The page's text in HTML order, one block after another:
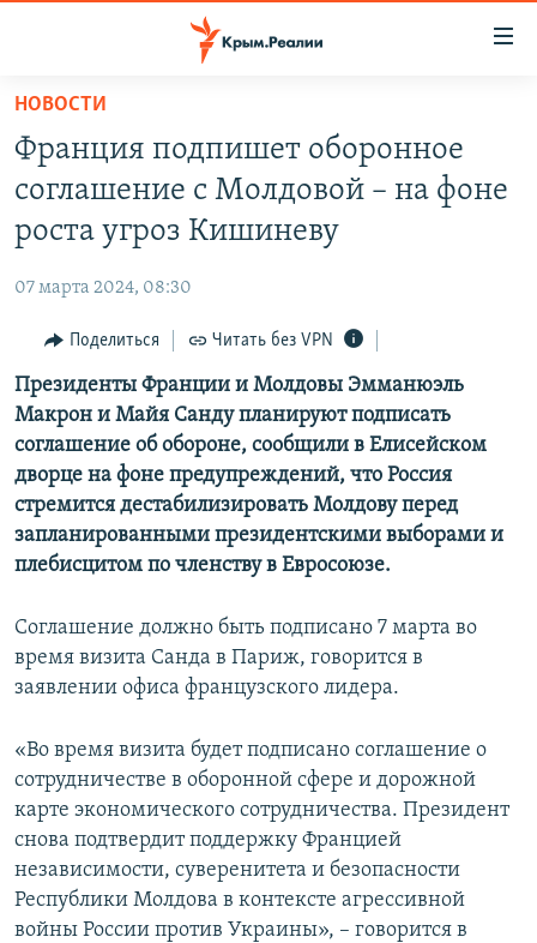
Вернуться
основному
содержанию
главной
навигации
Вернутся
поиску
СПЕЦПРОЕКТЫ
11 ЛЕТ ОККУПАЦИИ КРЫМА. 11 ИСТОРИЙ СОПРОТИВЛЕНИЯ
ЕЩЕ
ИНТЕРАКТИВ
ИНФОГРАФИКА
ТЕЛЕПРОЕКТ КРЫМ.РЕАЛИИ
СОВЕТЫ ПРАВОЗАЩИТНИКОВ
ПРОПАВШИЕ БЕЗ ВЕСТИ
ПОБЕДИТЕЛЕЙ НЕ СУДЯТ?
УКРАИНСКАЯ ПРОБЛЕМА КРЫМА
РАДІО СВОБОДА
КАК ОБОЙТИ БЛОКИРОВКУ
Українською
Qırımtatar
ПРИСОЕДИНЯЙТЕСЬ!
НОВОСТИ
Франция подпишет оборонное
соглашение с Молдовой – на фоне
роста угроз Кишиневу
07 марта 2024, 08:30
Поделиться Читать без VPN
Президенты Франции и Молдовы Эмманюэль
Макрон и Майя Санду планируют подписать
соглашение об обороне, сообщили в Елисейском
дворце на фоне предупреждений, что Россия
стремится дестабилизировать Молдову перед
запланированными президентскими выборами и
плебисцитом по членству в Евросоюзе.
Соглашение должно быть подписано 7 марта во
время визита Санда в Париж, говорится в
заявлении офиса французского лидера.
«Во время визита будет подписано соглашение о
сотрудничестве в оборонной сфере и дорожной
карте экономического сотрудничества. Президент
снова подтвердит поддержку Францией
независимости, суверенитета и безопасности
Республики Молдова в контексте агрессивной
войны России против Украины», – говорится в